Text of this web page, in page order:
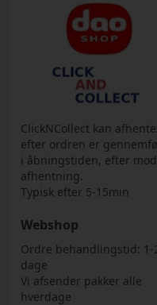
ClickNCollect kan
efter ordren er
i åbningstiden, efter
afhentning.
Typisk efter 5-15min
Webshop
Ordre behandlingstid: 1-
dage
Vi afsender pakker alle
hverdage